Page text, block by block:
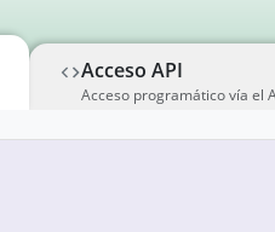
Acceso API
Acceso programático vía el